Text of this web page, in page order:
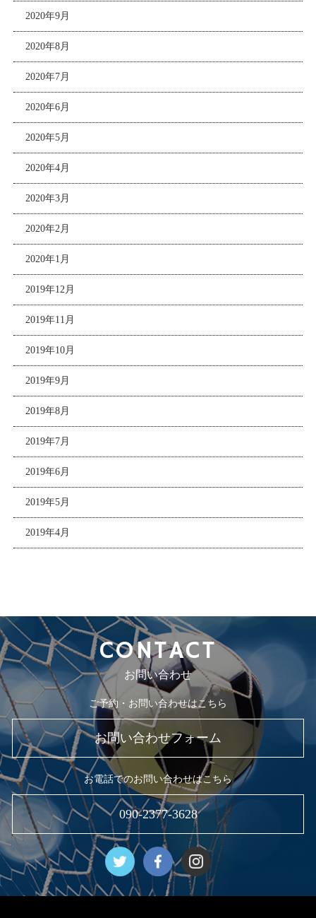
2020年9月
2020年8月
2020年7月
2020年6月
2020年5月
2020年4月
2020年3月
2020年2月
2020年1月
2019年12月
2019年11月
2019年10月
2019年9月
2019年8月
2019年7月
2019年6月
2019年5月
2019年4月
CONTACT
お問い合わせ
ご予約・お問い合わせはこちら
お問い合わせフォーム
お電話でのお問い合わせはこちら
090-2377-3628